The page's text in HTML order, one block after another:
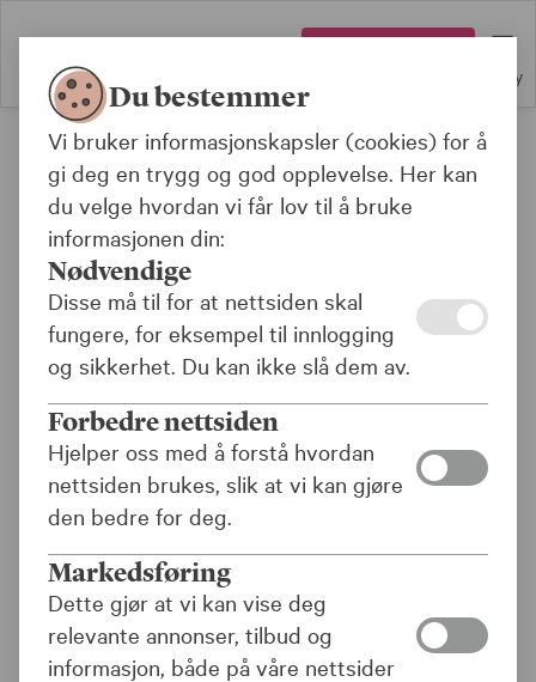
Meny
Om KLP
Aktuelt
Vis filter
Du bestemmer
Vi bruker informasjonskapsler (cookies) for å
gi deg en trygg og god opplevelse. Her kan
du velge hvordan vi får lov til å bruke
informasjonen din:
Nødvendige
Disse må til for at nettsiden skal
fungere, for eksempel til innlogging
og sikkerhet. Du kan ikke slå dem av.
Forbedre nettsiden
Hjelper oss med å forstå hvordan
nettsiden brukes, slik at vi kan gjøre
den bedre for deg.
Markedsføring
Dette gjør at vi kan vise deg
relevante annonser, tilbud og
informasjon, både på våre nettsider